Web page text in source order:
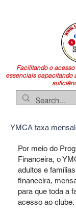
Facilitando o
essenciais capacitando
YMCA taxa
Por meio do
Financeira, o
adultos e
financeira,
para que toda a
acesso ao clube.